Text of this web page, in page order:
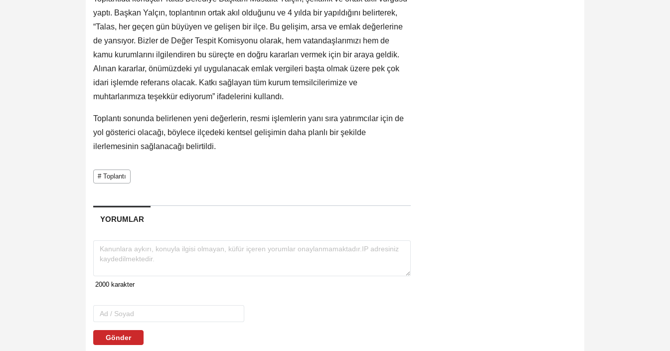
yaptı. Başkan Yalçın, toplantının ortak akıl olduğunu ve 4 yılda bir yapıldığını belirterek,
“Talas, her geçen gün büyüyen ve gelişen bir ilçe. Bu gelişim, arsa ve emlak değerlerine
de yansıyor. Bizler de Değer Tespit Komisyonu olarak, hem vatandaşlarımızı hem de
kamu kurumlarını ilgilendiren bu süreçte en doğru kararları vermek için bir araya geldik.
Alınan kararlar, önümüzdeki yıl uygulanacak emlak vergileri başta olmak üzere pek çok
idari işlemde referans olacak. Katkı sağlayan tüm kurum temsilcilerimize ve
muhtarlarımıza teşekkür ediyorum” ifadelerini kullandı.
Toplantı sonunda belirlenen yeni değerlerin, resmi işlemlerin yanı sıra yatırımcılar için de
yol gösterici olacağı, böylece ilçedeki kentsel gelişimin daha planlı bir şekilde
ilerlemesinin sağlanacağı belirtildi.
# Toplantı
YORUMLAR
Gönder